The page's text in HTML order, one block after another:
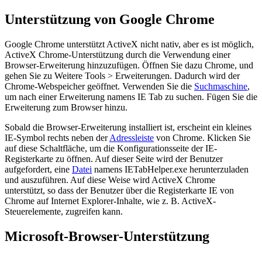
Unterstützung von Google Chrome
Google Chrome unterstützt ActiveX nicht nativ, aber es ist möglich,
ActiveX Chrome-Unterstützung durch die Verwendung einer
Browser-Erweiterung hinzuzufügen. Öffnen Sie dazu Chrome, und
gehen Sie zu Weitere Tools > Erweiterungen. Dadurch wird der
Chrome-Webspeicher geöffnet. Verwenden Sie die Suchmaschine,
um nach einer Erweiterung namens IE Tab zu suchen. Fügen Sie die
Erweiterung zum Browser hinzu.
Sobald die Browser-Erweiterung installiert ist, erscheint ein kleines
IE-Symbol rechts neben derAdressleiste von Chrome. Klicken Sie
auf diese Schaltfläche, um die Konfigurationsseite der IE-
Registerkarte zu öffnen. Auf dieser Seite wird der Benutzer
aufgefordert, eine Datei namens IETabHelper.exe herunterzuladen
und auszuführen. Auf diese Weise wird ActiveX Chrome
unterstützt, so dass der Benutzer über die Registerkarte IE von
Chrome auf Internet Explorer-Inhalte, wie z. B. ActiveX-
Steuerelemente, zugreifen kann.
Microsoft-Browser-Unterstützung